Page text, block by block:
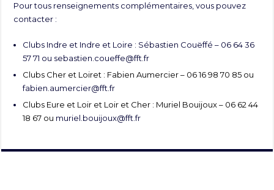
Pour tous renseignements complémentaires, vous pouvez
contacter :
Clubs Indre et Indre et Loire : Sébastien Couëffé – 06 64 36
57 71 ou sebastien.coueffe@fft.fr
Clubs Cher et Loiret : Fabien Aumercier – 06 16 98 70 85 ou
fabien.aumercier@fft.fr
Clubs Eure et Loir et Loir et Cher : Muriel Bouijoux – 06 62 44
18 67 ou muriel.bouijoux@fft.fr